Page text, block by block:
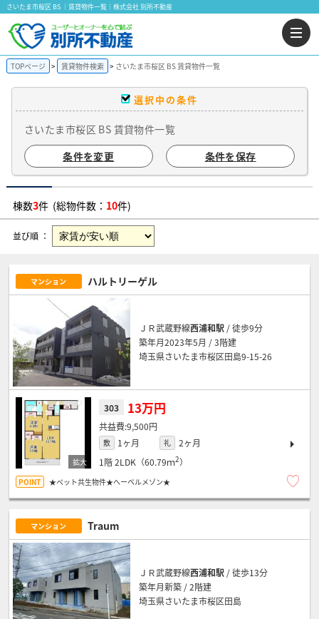
さいたま市桜区 BS ｜賃貸物件一覧｜株式会社 別所不動産
TOPページ 賃貸物件検索 さいたま市桜区 BS 賃貸物件一覧
選択中の条件
さいたま市桜区 BS 賃貸物件一覧
条件を変更
条件を保存
棟数3件 (総物件数： 10件)
並び順 ：
マンション ハルトリーゲル
ＪＲ武蔵野線西浦和駅 / 徒歩9分
築年月2023年5月 / 3階建
埼玉県さいたま市桜区田島9-15-26
303 13万円
9,500円
敷 1ヶ月 礼
2ヶ月
1階2LDK（60.79ｍ2）
★ペット共生物件★へーベルメゾン★
マンション Traum
ＪＲ武蔵野線西浦和駅 / 徒歩13分
築年月新築 / 2階建
埼玉県さいたま市桜区田島